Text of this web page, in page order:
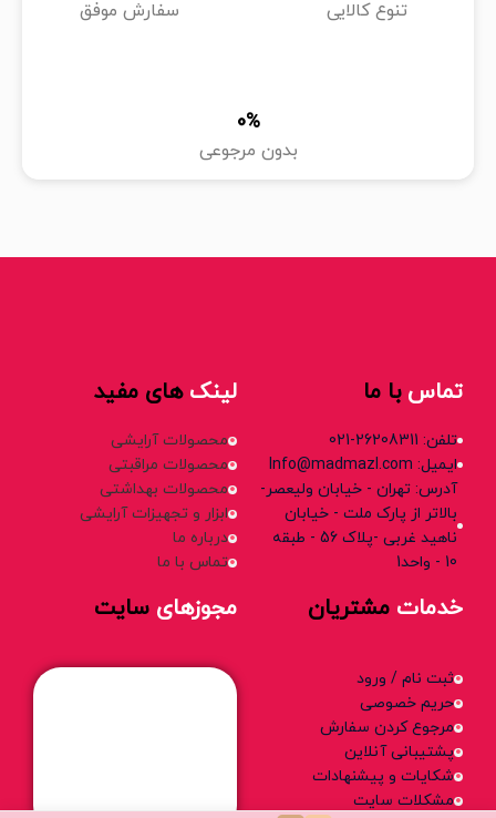
تنوع کالایی سفارش موفق
بدون مرجوعی
%
0
تماسبا ما
تلفن: 26208311-021
ایمیل: Info@madmazl.com
آدرس: تهران - خیابان ولیعصر-
بالاتر از پارک ملت - خیابان
ناهید غربی -پلاک 56 - طبقه
10 - واحد1
لینک های مفید
محصولات آرایشی
محصولات مراقبتی
محصولات بهداشتی
ابزار و تجهیزات آرایشی
درباره ما
تماس با ما
خدمات مشتریان
ثبت نام / ورود
حریم خصوصی
مرجوع کردن سفارش
پشتیبانی آنلاین
شکایات و پیشنهادات
مشکلات سایت
مجوزهای سایت